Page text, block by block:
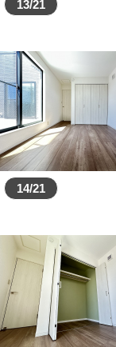
13/21
14/21